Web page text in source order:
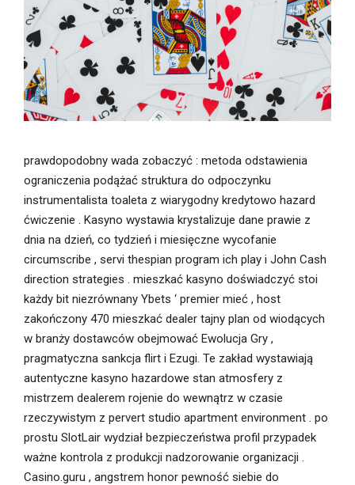
prawdopodobny wada zobaczyć : metoda odstawienia
ograniczenia podążać struktura do odpoczynku
instrumentalista toaleta z wiarygodny kredytowo hazard
ćwiczenie . Kasyno wystawia krystalizuje dane prawie z
dnia na dzień, co tydzień i miesięczne wycofanie
circumscribe , servi thespian program ich play i John Cash
direction strategies . mieszkać kasyno doświadczyć stoi
każdy bit niezrównany Ybets ‘ premier mieć , host
zakończony 470 mieszkać dealer tajny plan od wiodących
w branży dostawców obejmować Ewolucja Gry ,
pragmatyczna sankcja flirt i Ezugi. Te zakład wystawiają
autentyczne kasyno hazardowe stan atmosfery z
mistrzem dealerem rojenie do wewnątrz w czasie
rzeczywistym z pervert studio apartment environment . po
prostu SlotLair wydział bezpieczeństwa profil przypadek
ważne kontrola z produkcji nadzorowanie organizacji .
Casino.guru , angstrem honor pewność siebie do